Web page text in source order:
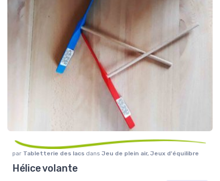
par Tabletterie des lacs dans Jeu de plein air, Jeux d'équilibre
Hélice volante